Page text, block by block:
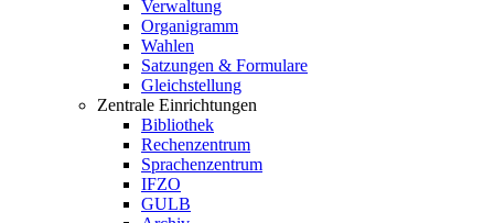
Verwaltung
Organigramm
Wahlen
Satzungen & Formulare
Gleichstellung
Zentrale Einrichtungen
Bibliothek
Rechenzentrum
Sprachenzentrum
IFZO
GULB